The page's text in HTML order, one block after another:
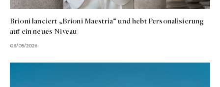
Brioni lanciert „Brioni Maestria“ und hebt Personalisierung
auf ein neues Niveau
08/05/2026